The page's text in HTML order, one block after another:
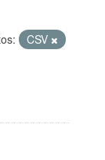
CSV